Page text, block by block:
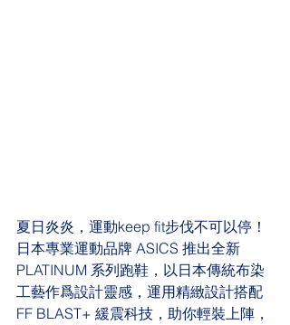
夏日炎炎，運動keep fit步伐不可以停！
日本專業運動品牌 ASICS 推出全新
PLATINUM 系列跑鞋，以日本傳統布染
工藝作爲設計靈感，運用精緻設計搭配
FF BLAST+ 緩震科技，助你輕裝上陣，